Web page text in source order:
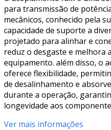
para transmissão de
mecânicos, conhecido pela
capacidade de suporte a
projetado para alinhar e
reduz o desgaste e melhora
equipamento. além disso, o
oferece flexibilidade,
de desalinhamento e
durante a operação,
longevidade aos
Ver mais informações